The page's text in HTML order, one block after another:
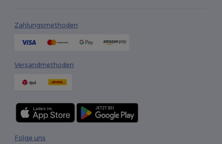
Zahlungsmethoden
Versandmethoden
Folge uns